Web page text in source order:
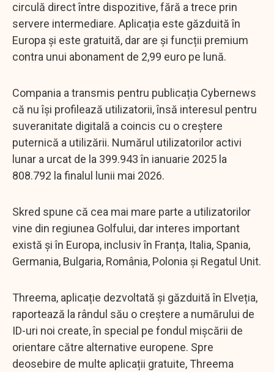
circulă direct între dispozitive, fără a trece prin
servere intermediare. Aplicația este găzduită în
Europa și este gratuită, dar are și funcții premium
contra unui abonament de 2,99 euro pe lună.
Compania a transmis pentru publicația Cybernews
că nu își profilează utilizatorii, însă interesul pentru
suveranitate digitală a coincis cu o creștere
puternică a utilizării. Numărul utilizatorilor activi
lunar a urcat de la 399.943 în ianuarie 2025 la
808.792 la finalul lunii mai 2026.
Skred spune că cea mai mare parte a utilizatorilor
vine din regiunea Golfului, dar interes important
există și în Europa, inclusiv în Franța, Italia, Spania,
Germania, Bulgaria, România, Polonia și Regatul Unit.
Threema, aplicație dezvoltată și găzduită în Elveția,
raportează la rândul său o creștere a numărului de
ID-uri noi create, în special pe fondul mișcării de
orientare către alternative europene. Spre
deosebire de multe aplicații gratuite, Threema